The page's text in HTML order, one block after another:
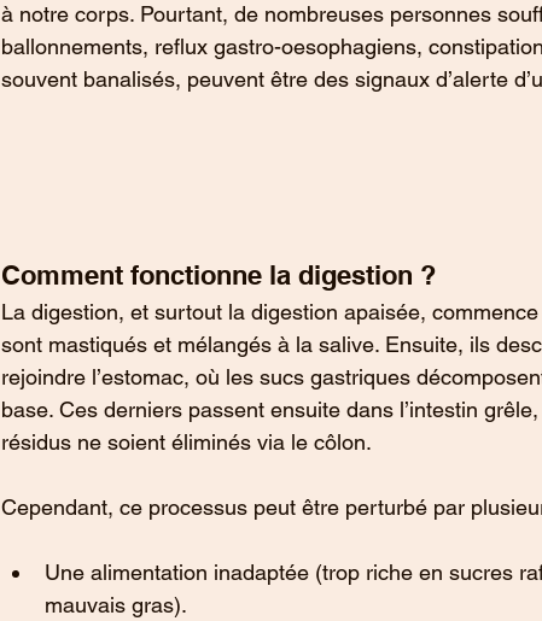
à notre corps. Pourtant, de nombreuses personnes
ballonnements, reflux gastro-oesophagiens,
souvent banalisés, peuvent être des signaux d’alerte
Comment fonctionne la digestion ?
La digestion, et surtout la digestion apaisée,
sont mastiqués et mélangés à la salive. Ensuite, ils
rejoindre l’estomac, où les sucs gastriques
base. Ces derniers passent ensuite dans l’intestin
résidus ne soient éliminés via le côlon.
Cependant, ce processus peut être perturbé par
Une alimentation inadaptée (trop riche en sucres
mauvais gras).